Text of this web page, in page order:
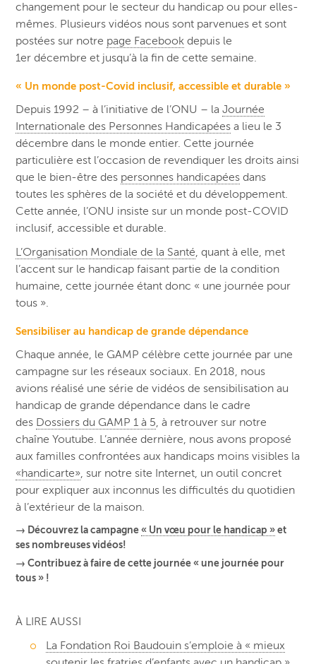
changement pour le secteur du handicap ou pour elles-
mêmes. Plusieurs vidéos nous sont parvenues et sont
postées sur notre page Facebook depuis le
1er décembre et jusqu’à la fin de cette semaine.
« Un monde post-Covid inclusif, accessible et durable »
Depuis 1992 – à l’initiative de l’ONU – laJournée
Internationale des Personnes Handicapées a lieu le 3
décembre dans le monde entier. Cette journée
particulière est l’occasion de revendiquer les droits ainsi
que le bien-être des personnes handicapées dans
toutes les sphères de la société et du développement.
Cette année, l’ONU insiste sur un monde post-COVID
inclusif, accessible et durable.
L’Organisation Mondiale de la Santé, quant à elle, met
l’accent sur le handicap faisant partie de la condition
humaine, cette journée étant donc « une journée pour
tous ».
Sensibiliser au handicap de grande dépendance
Chaque année, le GAMP célèbre cette journée par une
campagne sur les réseaux sociaux. En 2018, nous
avions réalisé une série de vidéos de sensibilisation au
handicap de grande dépendance dans le cadre
des Dossiers du GAMP 1 à 5, à retrouver sur notre
chaîne Youtube. L’année dernière, nous avons proposé
aux familles confrontées aux handicaps moins visibles la
«handicarte», sur notre site Internet, un outil concret
pour expliquer aux inconnus les difficultés du quotidien
à l’extérieur de la maison.
→ Découvrez la campagne« Un vœu pour le handicap »et
ses nombreuses vidéos!
→ Contribuez à faire de cette journée « une journée pour
tous » !
À LIRE AUSSI
La Fondation Roi Baudouin s’emploie à « mieux